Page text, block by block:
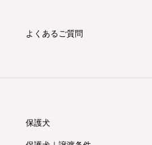
よくあるご質問
保護犬